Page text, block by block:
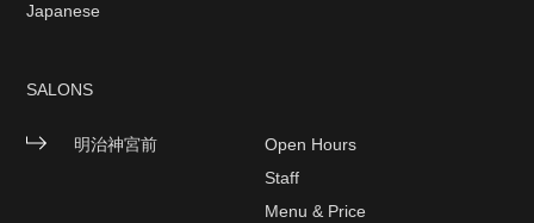
Japanese
SALONS
明治神宮前
Open Hours
Staff
Menu & Price